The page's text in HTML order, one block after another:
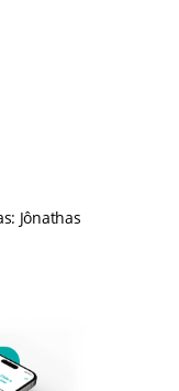
Jônathas